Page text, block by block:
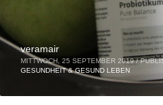
veramair
MITTWOCH, 25 SEPTEMBER 2019 /
GESUNDHEIT & GESUND LEBEN